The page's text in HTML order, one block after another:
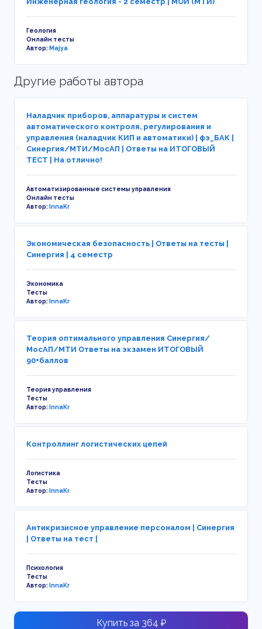
Геология
Онлайн тесты
Автор:Majya
Другие работы автора
Наладчик приборов, аппаратуры и систем
автоматического контроля, регулирования и
управления (наладчик КИП и автоматики) | фэ_БАК |
Синергия/МТИ/МосАП | Ответы на ИТОГОВЫЙ
ТЕСТ | На отлично!
Автоматизированные системы управления
Онлайн тесты
Автор:InnaKr
Экономическая безопасность | Ответы на тесты |
Синергия | 4 семестр
Экономика
Тесты
Автор:InnaKr
Теория оптимального управления Синергия/
МосАП/МТИ Ответы на экзамен ИТОГОВЫЙ
90+баллов
Теория управления
Тесты
Автор:InnaKr
Контроллинг логистических цепей
Логистика
Тесты
Автор:InnaKr
Антикризисное управление персоналом | Синергия
| Ответы на тест |
Психология
Тесты
Автор:InnaKr
Купить за 364 ₽